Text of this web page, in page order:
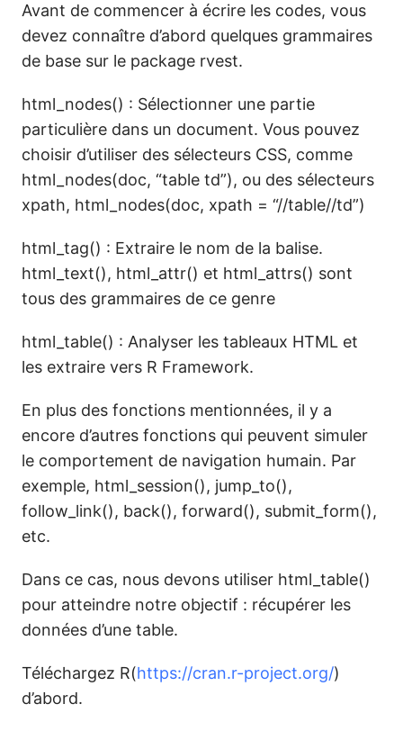
Avant de commencer à écrire les codes, vous
devez connaître d’abord quelques grammaires
de base sur le package rvest.
html_nodes() : Sélectionner une partie
particulière dans un document. Vous pouvez
choisir d’utiliser des sélecteurs CSS, comme
html_nodes(doc, “table td”), ou des sélecteurs
xpath, html_nodes(doc, xpath = “//table//td”)
html_tag() : Extraire le nom de la balise.
html_text(), html_attr() et html_attrs() sont
tous des grammaires de ce genre
html_table() : Analyser les tableaux HTML et
les extraire vers R Framework.
En plus des fonctions mentionnées, il y a
encore d’autres fonctions qui peuvent simuler
le comportement de navigation humain. Par
exemple, html_session(), jump_to(),
follow_link(), back(), forward(), submit_form(),
etc.
Dans ce cas, nous devons utiliser html_table()
pour atteindre notre objectif : récupérer les
données d’une table.
Téléchargez R(https://cran.r-project.org/)
d’abord.